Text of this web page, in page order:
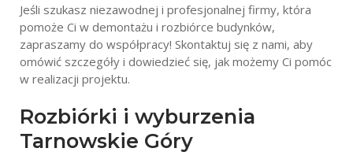
Jeśli szukasz niezawodnej i profesjonalnej firmy, która
pomoże Ci w demontażu i rozbiórce budynków,
zapraszamy do współpracy! Skontaktuj się z nami, aby
omówić szczegóły i dowiedzieć się, jak możemy Ci pomóc
w realizacji projektu.
Rozbiórki i wyburzenia
Tarnowskie Góry